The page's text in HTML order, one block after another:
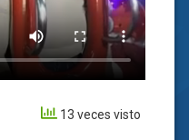
13 veces visto